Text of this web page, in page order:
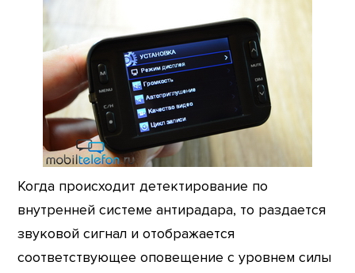
Когда происходит детектирование по
внутренней системе антирадара, то раздается
звуковой сигнал и отображается
соответствующее оповещение с уровнем силы